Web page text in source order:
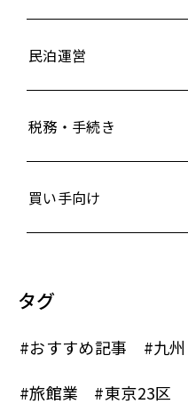
民泊運営
税務・手続き
買い手向け
タグ
#おすすめ記事 #九州
#旅館業
#東京23区